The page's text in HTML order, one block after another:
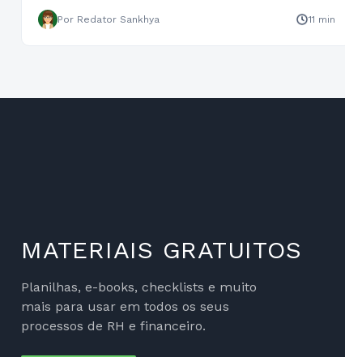
Por Redator Sankhya 11 min
MATERIAIS GRATUITOS
Planilhas, e-books, checklists e muito
mais para usar em todos os seus
processos de RH e financeiro.